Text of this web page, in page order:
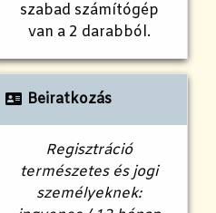
szabad számítógép
van a 2 darabból.
Beiratkozás
Regisztráció
természetes és jogi
személyeknek: